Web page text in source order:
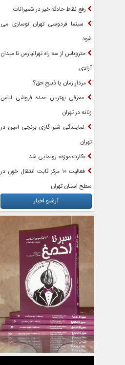
رفع نقاط حادثه خیز در شمیرانات
سینما فردوسی تهران نوسازی می
شود
متروباس از سه راه تهرانپارس تا میدان
آزادی
مردارِ زمان یا ذبیحِ حق؟
معرفی بهترین عمده فروشی لباس
زنانه در تهران
نمایندگی شیر گازی برنجی امین در
تهران
«کارت موزه» رونمایی شد
فعالیت ۱۰ مرکز ثابت انتقال خون در
سطح استان تهران
آرشیو اخبار